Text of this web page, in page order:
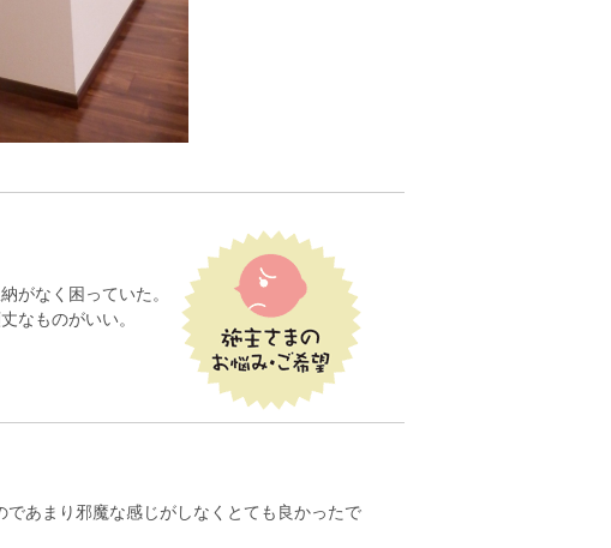
がなく困っていた。
なものがいい。
であまり邪魔な感じがしなくとても良かったで